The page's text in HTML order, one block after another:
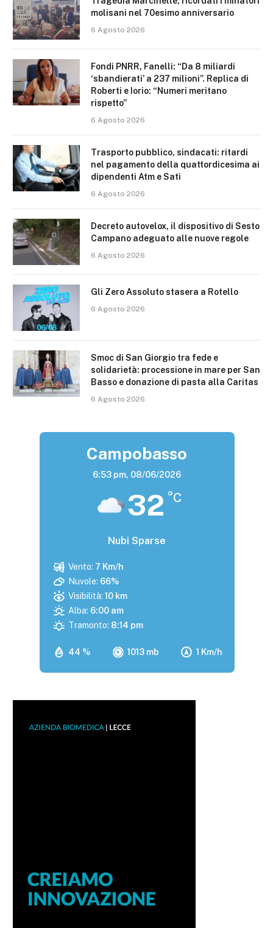
molisani nel 70esimo anniversario
6 Agosto 2026
Fondi PNRR, Fanelli: “Da 8 miliardi
‘sbandierati’ a 237 milioni”. Replica di
Roberti e Iorio: “Numeri meritano
rispetto”
6 Agosto 2026
Trasporto pubblico, sindacati: ritardi
nel pagamento della quattordicesima ai
dipendenti Atm e Sati
6 Agosto 2026
Decreto autovelox, il dispositivo di Sesto
Campano adeguato alle nuove regole
6 Agosto 2026
Gli Zero Assoluto stasera a Rotello
6 Agosto 2026
Smoc di San Giorgio tra fede e
solidarietà: processione in mare per San
Basso e donazione di pasta alla Caritas
6 Agosto 2026
Campobasso
6:53 pm, 08/06/2026
32 °C
Nubi Sparse
44 % 1013 mb 1 Km/h
Vento: 7 Km/h
Nuvole: 66%
Visibilità: 10 km
Alba: 6:00 am
Tramonto: 8:14 pm